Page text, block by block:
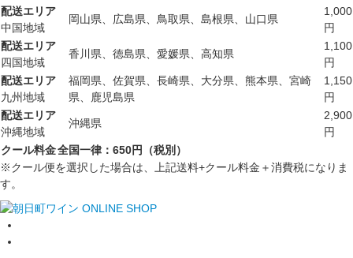
配送エリア
中国地域
岡山県、広島県、鳥取県、島根県、山口県
1,000
円
配送エリア
四国地域
香川県、徳島県、愛媛県、高知県
1,100
円
配送エリア
九州地域
福岡県、佐賀県、長崎県、大分県、熊本県、宮崎
県、鹿児島県
1,150
円
配送エリア
沖縄地域
沖縄県
2,900
円
クール料金全国一律：650円（税別）
※クール便を選択した場合は、上記送料+クール料金＋消費税になりま
す。